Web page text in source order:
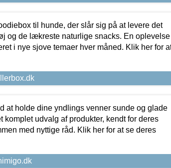
til hunde, der slår sig på at levere det
og de lækreste naturlige snacks. En oplevelse
i nye sjove temaer hver måned. Klik her for
at holde dine yndlings venner sunde og glade
komplet udvalg af produkter, kendt for deres
med nyttige råd. Klik her for at se deres